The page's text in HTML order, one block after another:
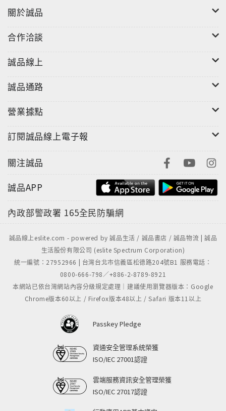
關於誠品
合作洽談
誠品線上
誠品通路
營業據點
訂閱誠品線上電子報
關注誠品
誠品APP
內政部警政署 165全民防騙網
誠品線上eslite.com - powered by 誠品生活 / 誠品書店 / 誠品物流 | 誠品
生活股份有限公司 (eslite Spectrum Corporation)
統一編號：27952966 | 台灣台北市信義區松德路204號B1 服務電話：
0800-666-798／+886-2-8789-8921
本網站已依台灣網站內容分級規定處理｜建議使用瀏覽器版本：Google
Chrome版本60以上 / Firefox版本48以上 / Safari 版本11以上
Passkey Pledge
資通安全管理系統榮獲
ISO/IEC 27001認證
雲端服務資訊安全管理榮獲
ISO/IEC 27017認證